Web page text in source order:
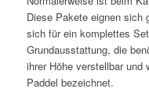
Diese Pakete eignen sich
sich für ein komplettes
Grundausstattung, die
ihrer Höhe verstellbar und
Paddel bezeichnet.